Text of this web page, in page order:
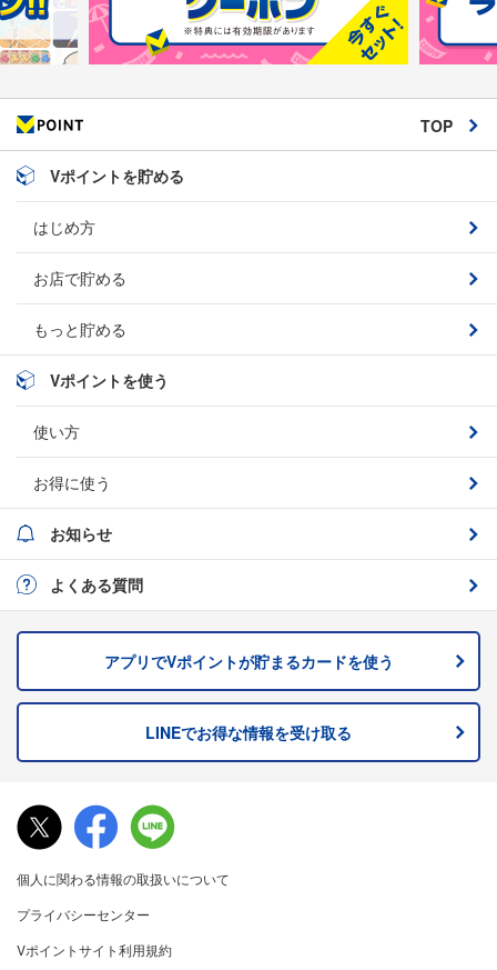
TOP
Vポイントを貯める
はじめ方
お店で貯める
もっと貯める
Vポイントを使う
使い方
お得に使う
お知らせ
よくある質問
アプリでVポイントが貯まるカードを使う
LINEでお得な情報を受け取る
個人に関わる情報の取扱いについて
プライバシーセンター
Vポイントサイト利用規約